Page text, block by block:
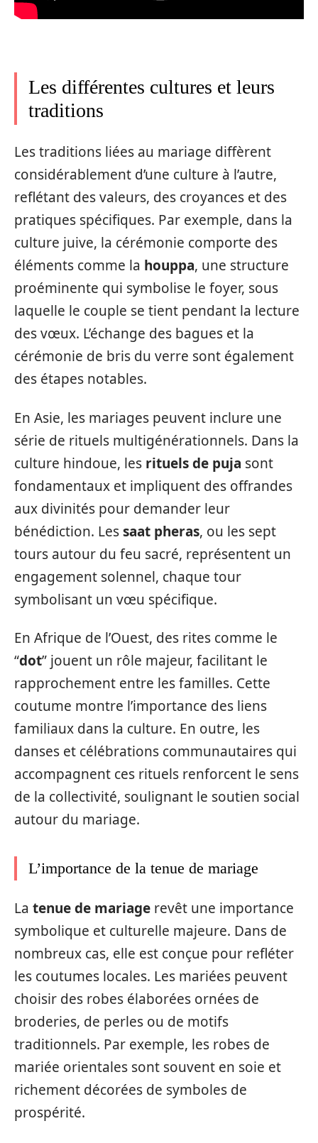
Les différentes cultures et leurs
traditions
Les traditions liées au mariage diffèrent
considérablement d’une culture à l’autre,
reflétant des valeurs, des croyances et des
pratiques spécifiques. Par exemple, dans la
culture juive, la cérémonie comporte des
éléments comme la houppa, une structure
proéminente qui symbolise le foyer, sous
laquelle le couple se tient pendant la lecture
des vœux. L’échange des bagues et la
cérémonie de bris du verre sont également
des étapes notables.
En Asie, les mariages peuvent inclure une
série de rituels multigénérationnels. Dans la
culture hindoue, les rituels de puja sont
fondamentaux et impliquent des offrandes
aux divinités pour demander leur
bénédiction. Lessaat pheras, ou les sept
tours autour du feu sacré, représentent un
engagement solennel, chaque tour
symbolisant un vœu spécifique.
En Afrique de l’Ouest, des rites comme le
“dot” jouent un rôle majeur, facilitant le
rapprochement entre les familles. Cette
coutume montre l’importance des liens
familiaux dans la culture. En outre, les
danses et célébrations communautaires qui
accompagnent ces rituels renforcent le sens
de la collectivité, soulignant le soutien social
autour du mariage.
L’importance de la tenue de mariage
La tenue de mariage revêt une importance
symbolique et culturelle majeure. Dans de
nombreux cas, elle est conçue pour refléter
les coutumes locales. Les mariées peuvent
choisir des robes élaborées ornées de
broderies, de perles ou de motifs
traditionnels. Par exemple, les robes de
mariée orientales sont souvent en soie et
richement décorées de symboles de
prospérité.